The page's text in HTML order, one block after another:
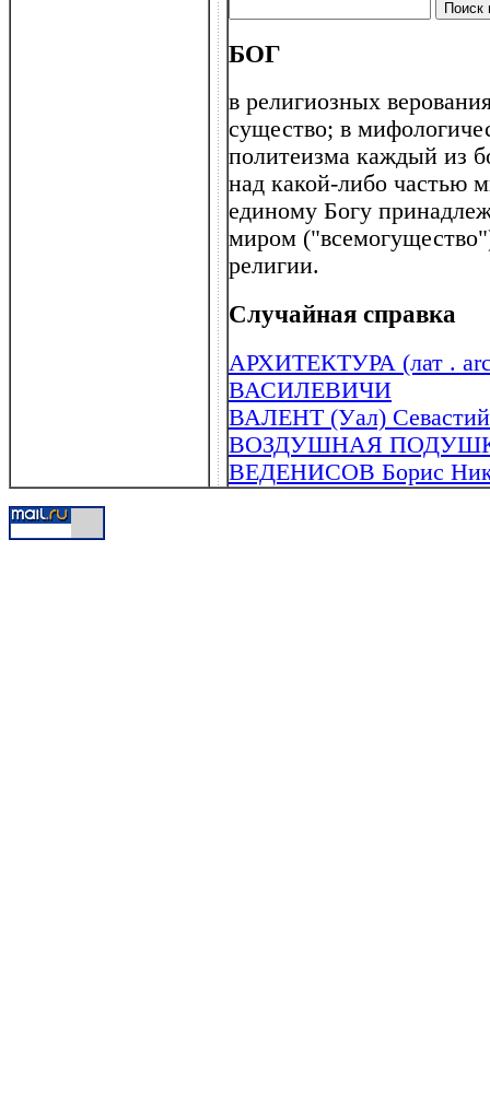
БОГ
в религиозных
существо; в
политеизма каждый из
над какой-либо частью
единому Богу
миром
религии.
Случайная справка
АРХИТЕКТУРА (лат .
ВАСИЛЕВИЧИ
ВАЛЕНТ (Уал)
ВОЗДУШНАЯ
ВЕДЕНИСОВ Борис